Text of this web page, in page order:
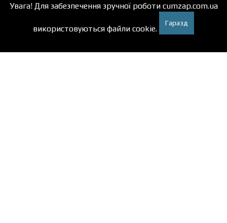
Увага! Для забезпечення зручної роботи cumzap.com.ua
використовуються файли cookie.
Гаразд